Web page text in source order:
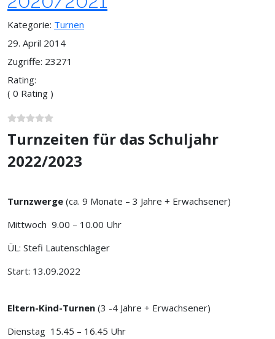
Kategorie: Turnen
29. April 2014
Zugriffe: 23271
Rating:
( 0 Rating )
Turnzeiten für das Schuljahr
2022/2023
Turnzwerge (ca. 9 Monate – 3 Jahre + Erwachsener)
Mittwoch 9.00 – 10.00 Uhr
ÜL: Stefi Lautenschlager
Start: 13.09.2022
Eltern-Kind-Turnen (3 -4 Jahre + Erwachsener)
Dienstag 15.45 – 16.45 Uhr